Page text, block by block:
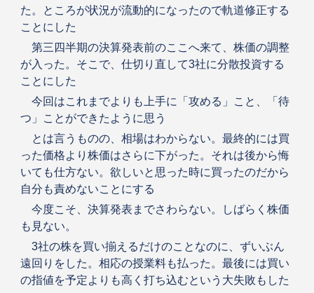
た。ところが状況が流動的になったので軌道修正する
ことにした
第三四半期の決算発表前のここへ来て、株価の調整
が入った。そこで、仕切り直して3社に分散投資する
ことにした
今回はこれまでよりも上手に「攻める」こと、「待
つ」ことができたように思う
とは言うものの、相場はわからない。最終的には買
った価格より株価はさらに下がった。それは後から悔
いても仕方ない。欲しいと思った時に買ったのだから
自分も責めないことにする
今度こそ、決算発表までさわらない。しばらく株価
も見ない。
3社の株を買い揃えるだけのことなのに、ずいぶん
遠回りをした。相応の授業料も払った。最後には買い
の指値を予定よりも高く打ち込むという大失敗もした